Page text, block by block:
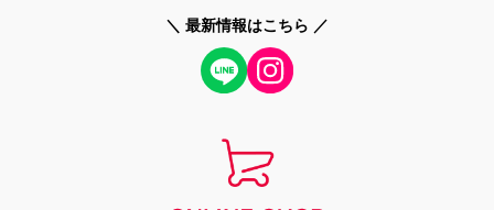
＼ 最新情報はこちら ／